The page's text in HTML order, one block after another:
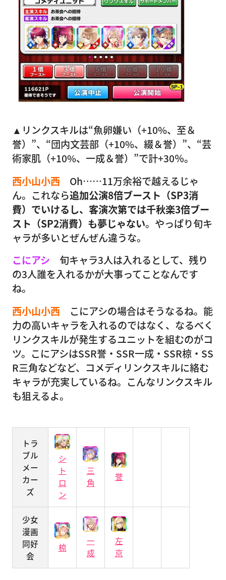
▲リンクスキルは“魚卵嫌い（+10%、至＆
誉）”、“団内文芸部（+10%、綴＆誉）”、“芸
術家肌（+10%、一成＆誉）”で計+30％。
西小山小西 Oh……11万余裕で越えるじゃ
ん。これなら追加公演8倍ブースト（SP3消
費）でいけるし、客演次第では千秋楽3倍ブー
スト（SP2消費）も夢じゃない。やっぱり旬キ
ャラが多いとぜんぜん違うな。
こにアシ 旬キャラ3人は入れるとして、残り
の3人誰を入れるかが大事ってことなんです
ね。
西小山小西 こにアシの場合はそうなるね。能
力の高いキャラを入れるのではなく、なるべく
リンクスキルが発生するユニットを組むのがコ
ツ。こにアシはSSR誉・SSR一成・SSR椋・SS
R三角などなど、コメディリンクスキルに絡む
キャラが充実しているね。こんなリンクスキル
も狙えるよ。
トラ
ブル
メー
カー
ズ
シ
ト
ロ
ン
三
角
誉
少女
漫画
同好
会
椋
一
成
左
京